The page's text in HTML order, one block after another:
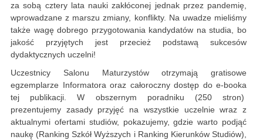
za sobą cztery lata nauki zakłóconej jednak przez pandemię,
wprowadzane z marszu zmiany, konflikty. Na uwadze mieliśmy
także wagę dobrego przygotowania kandydatów na studia, bo
jakość przyjętych jest przecież podstawą sukcesów
dydaktycznych uczelni!
Uczestnicy Salonu Maturzystów otrzymają gratisowe
egzemplarze Informatora oraz całoroczny dostęp do e-booka
tej publikacji. W obszernym poradniku (250 stron)
prezentujemy zasady przyjęć na wszystkie uczelnie wraz z
aktualnymi ofertami studiów, pokazujemy, gdzie warto podjąć
naukę (Ranking Szkół Wyższych i Ranking Kierunków Studiów),